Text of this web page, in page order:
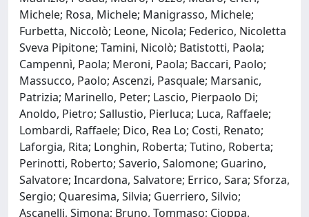
Michele; Rosa, Michele; Manigrasso, Michele;
Furbetta, Niccolò; Leone, Nicola; Federico, Nicoletta
Sveva Pipitone; Tamini, Nicolò; Batistotti, Paola;
Campennì, Paola; Meroni, Paola; Baccari, Paolo;
Massucco, Paolo; Ascenzi, Pasquale; Marsanic,
Patrizia; Marinello, Peter; Lascio, Pierpaolo Di;
Anoldo, Pietro; Sallustio, Pierluca; Luca, Raffaele;
Lombardi, Raffaele; Dico, Rea Lo; Costi, Renato;
Laforgia, Rita; Longhin, Roberta; Tutino, Roberta;
Perinotti, Roberto; Saverio, Salomone; Guarino,
Salvatore; Incardona, Salvatore; Errico, Sara; Sforza,
Sergio; Quaresima, Silvia; Guerriero, Silvio;
Ascanelli, Simona; Bruno, Tommaso; Cioppa,